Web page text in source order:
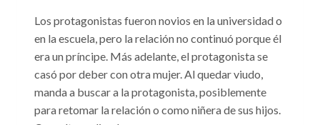
Los protagonistas fueron novios en la universidad o
en la escuela, pero la relación no continuó porque él
era un príncipe. Más adelante, el protagonista se
casó por deber con otra mujer. Al quedar viudo,
manda a buscar a la protagonista, posiblemente
para retomar la relación o como niñera de sus hijos.